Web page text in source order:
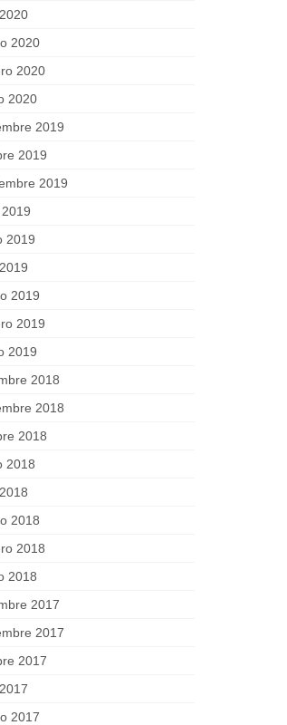
2020
2020
2020
2019
2019
2019
2019
2019
2019
2019
2018
2018
2018
2018
2018
2018
2018
2017
2017
2017
2017